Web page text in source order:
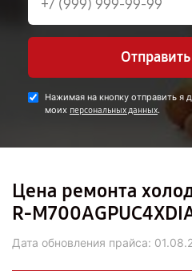
Нажимая на кнопку отправить я
моих персональных данных.
Цена ремонта
R-
Дата обновления прайса: